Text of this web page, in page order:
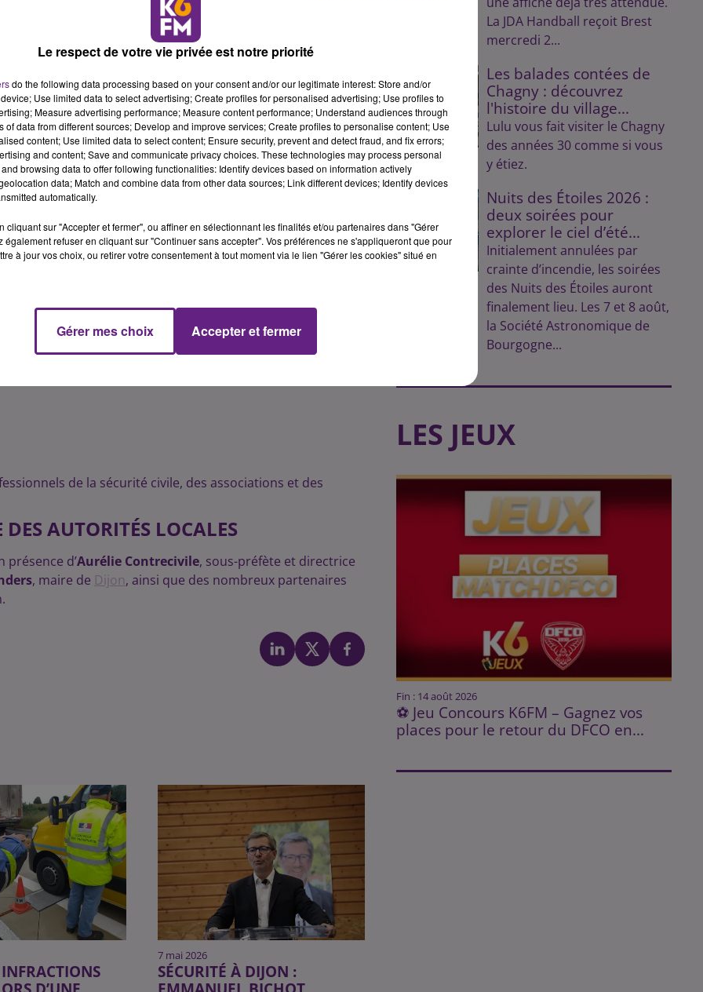
de la République.
octobreungrand Village de la Résilience. L’événement,
à Dijon de 10h à 17h.
lancée poursensibiliser tous les publics
à la vie quotidienne. L’objectif est clair :renforcer la
d’urgence.
animations
de la sécurité civile, des associations et des
AUTORITÉS LOCALES
présence d’Aurélie Contrecivile, sous-préfète et directrice
, maire de Dijon, ainsi que des nombreux partenaires
7 mai 2026
SÉCURITÉ À DIJON :
La JDA Handball reçoit Brest
mercredi 2...
Les balades contées de
Chagny : découvrez
l'histoire du village...
Lulu vous fait visiter le Chagny
des années 30 comme si vous
y étiez.
Nuits des Étoiles 2026 :
deux soirées pour
explorer le ciel d’été...
Initialement annulées par
crainte d’incendie, les soirées
des Nuits des Étoiles auront
finalement lieu. Les 7 et 8 août,
la Société Astronomique de
Bourgogne...
LES JEUX
Fin : 14 août 2026
⚽ Jeu Concours K6FM – Gagnez vos
places pour le retour du DFCO en...
Le respect de votre vie privée est notre priorité
do the following data processing based on your consent and/or our legitimate interest: Store and/or
Use limited data to select advertising; Create profiles for personalised advertising; Use profiles to
Measure advertising performance; Measure content performance; Understand audiences through
of data from different sources; Develop and improve services; Create profiles to personalise content; Use
content; Use limited data to select content; Ensure security, prevent and detect fraud, and fix errors;
and content; Save and communicate privacy choices. These technologies may process personal
browsing data to offer following functionalities: Identify devices based on information actively
data; Match and combine data from other data sources; Link different devices; Identify devices
automatically.
cliquant sur "Accepter et fermer", ou affiner en sélectionnant les finalités et/ou partenaires dans "Gérer
également refuser en cliquant sur "Continuer sans accepter". Vos préférences ne s'appliqueront que pour
à jour vos choix, ou retirer votre consentement à tout moment via le lien "Gérer les cookies" situé en
Gérer mes choix Accepter et fermer